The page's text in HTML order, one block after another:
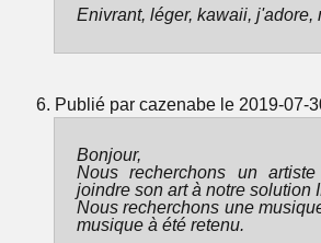
Enivrant, léger, kawaii, j'adore,
Publié par cazenabe le 2019-07-
Bonjour,
Nous recherchons un
joindre son art à notre solution
Nous recherchons une
musique à été retenu.